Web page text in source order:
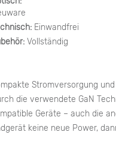
Einwandfrei
Vollständig
Stromversorgung
die verwendete GaN
Geräte – auch die
keine neue Power,